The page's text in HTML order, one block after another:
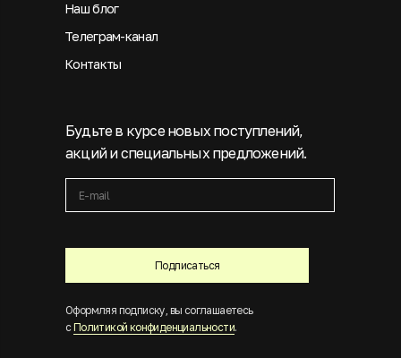
Подписаться
Будьте в курсе новых поступлений,
акций и специальных предложений.
Оформляя подписку, вы соглашаетесь
с Политикой конфиденциальности.
Наш блог
Телеграм-канал
Контакты